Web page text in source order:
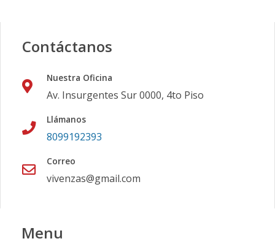
Contáctanos
Nuestra Oficina
Av. Insurgentes Sur 0000, 4to Piso
Llámanos
8099192393
Correo
vivenzas@gmail.com
Menu